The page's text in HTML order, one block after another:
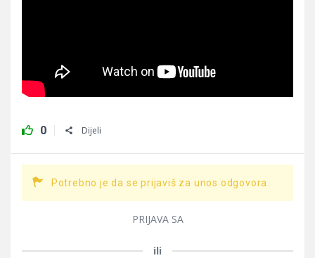
0 Dijeli
Potrebno je da se prijaviš za unos odgovora.
PRIJAVA SA
ili